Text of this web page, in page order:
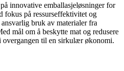
innovative emballasjeløsninger for
på ressurseffektivitet og
bruk av materialer fra
mål om å beskytte mat og redusere
til en sirkulær økonomi.